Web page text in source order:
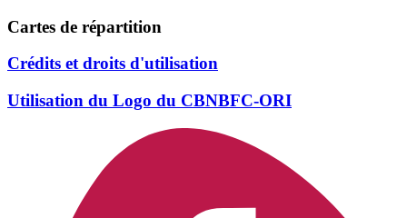
Cartes de répartition
Crédits et droits d'utilisation
Utilisation du Logo du CBNBFC-ORI